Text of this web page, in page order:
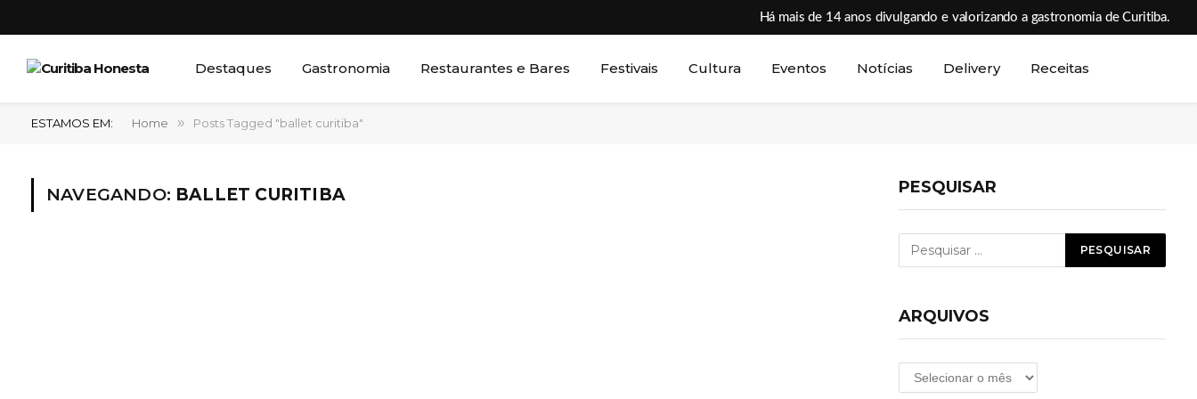
Há mais de 14 anos divulgando e valorizando a gastronomia de Curitiba.
Destaques Gastronomia Restaurantes e Bares Festivais Cultura Eventos Notícias Delivery Receitas
ESTAMOS EM: Home » Posts Tagged "ballet curitiba"
NAVEGANDO: BALLET CURITIBA PESQUISAR
ARQUIVOS
Arquivos